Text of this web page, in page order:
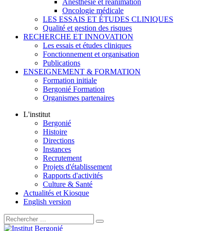
Anesthésie et réanimation
Oncologie médicale
LES ESSAIS ET ÉTUDES CLINIQUES
Qualité et gestion des risques
RECHERCHE ET INNOVATION
Les essais et études cliniques
Fonctionnement et organisation
Publications
ENSEIGNEMENT & FORMATION
Formation initiale
Bergonié Formation
Organismes partenaires
L'institut
Bergonié
Histoire
Directions
Instances
Recrutement
Projets d'établissement
Rapports d'activités
Culture & Santé
Actualités et Kiosque
English version
Rechercher :